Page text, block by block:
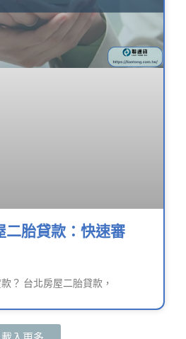
二胎貸款：快速審
？ 台北房屋二胎貸款，